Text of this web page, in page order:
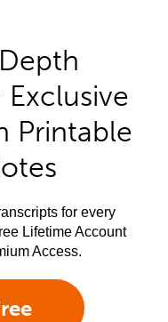
Printable
for every
Lifetime Account
Access.